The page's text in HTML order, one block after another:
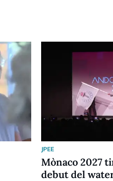
JPEE
Mònaco 2027
debut del